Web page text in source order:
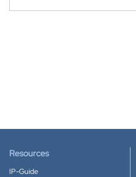
Resources
IP-Guide